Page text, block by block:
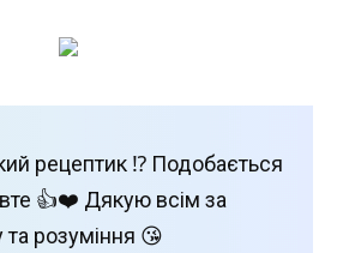
рецептик ⁉️ Подобається
👍❤️ Дякую всім за
та розуміння 😘